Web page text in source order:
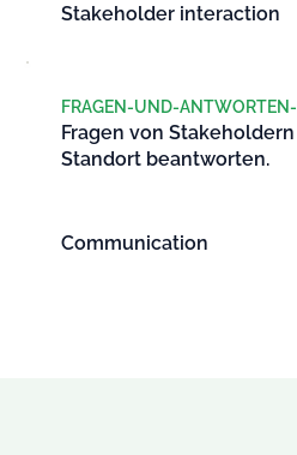
Stakeholder interaction
FRAGEN-UND-
Fragen von
Standort beantworten.
Communication